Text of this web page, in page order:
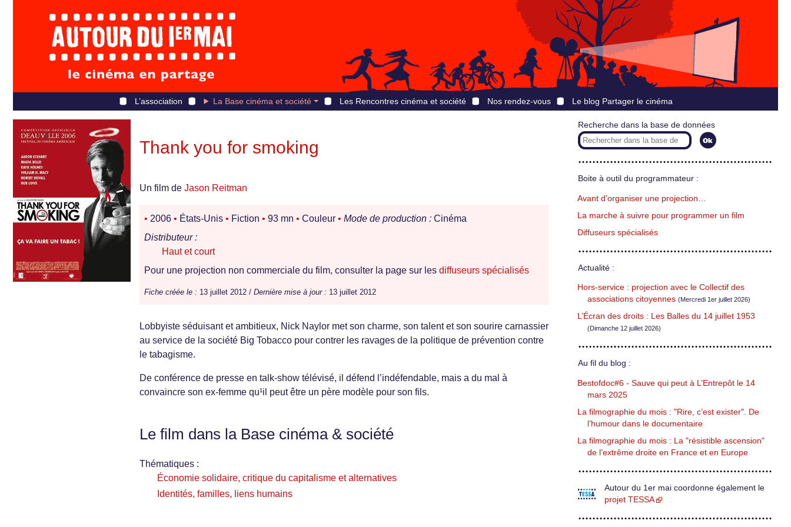
L’association La Base cinéma et société Les Rencontres cinéma et société Nos rendez-vous Le blog Partager le cinéma
Thank you for smoking
Un film de Jason Reitman
• 2006 • États-Unis • Fiction • 93 mn • Couleur • Mode de production : Cinéma
Distributeur :
Haut et court
Pour une projection non commerciale du film, consulter la page sur les diffuseurs spécialisés
Fiche créée le : 13 juillet 2012 / Dernière mise à jour : 13 juillet 2012
Lobbyiste séduisant et ambitieux, Nick Naylor met son charme, son talent et son sourire carnassier
au service de la société Big Tobacco pour contrer les ravages de la politique de prévention contre
le tabagisme.
De conférence de presse en talk-show télévisé, il défend l’indéfendable, mais a du mal à
convaincre son ex-femme qu¹il peut être un père modèle pour son fils.
Le film dans la Base cinéma & société
Thématiques :
Économie solidaire, critique du capitalisme et alternatives
Identités, familles, liens humains
Recherche dans la base de données
Boite à outil du programmateur :
Avant d’organiser une projection…
La marche à suivre pour programmer un film
Diffuseurs spécialisés
Actualité :
Hors-service : projection avec le Collectif des
associations citoyennes (Mercredi 1er juillet 2026)
L’Écran des droits : Les Balles du 14 juillet 1953
(Dimanche 12 juillet 2026)
Au fil du blog :
Bestofdoc#6 - Sauve qui peut à L’Entrepôt le 14
mars 2025
La filmographie du mois : "Rire, c’est exister". De
l’humour dans le documentaire
La filmographie du mois : La "résistible ascension"
de l’extrême droite en France et en Europe
Autour du 1er mai coordonne également le
projet TESSA